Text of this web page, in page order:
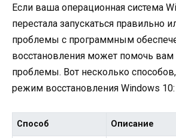
Если ваша операционная система
перестала запускаться правильно
проблемы с программным
восстановления может помочь вам
проблемы. Вот несколько
режим восстановления Windows 10:
Способ Описание